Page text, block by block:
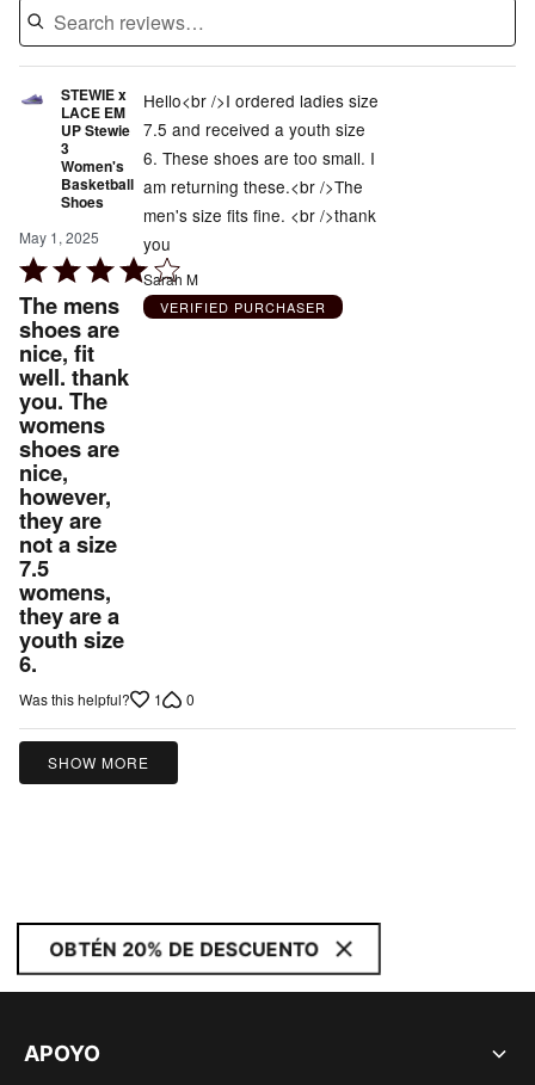
STEWIE x
LACE EM
UP Stewie
3
Women's
Basketball
Shoes
May 1, 2025
Rated
4
out
of
5
The mens
shoes are
nice, fit
well. thank
you. The
womens
shoes are
nice,
however,
they are
not a size
7.5
womens,
they are a
youth size
6.
Hello<br />I ordered ladies size
7.5 and received a youth size
6. These shoes are too small. I
am returning these.<br />The
men's size fits fine. <br />thank
you
Sarah M
VERIFIED PURCHASER
Was this helpful? 1 0
SHOW MORE
OBTÉN 20% DE DESCUENTO
APOYO